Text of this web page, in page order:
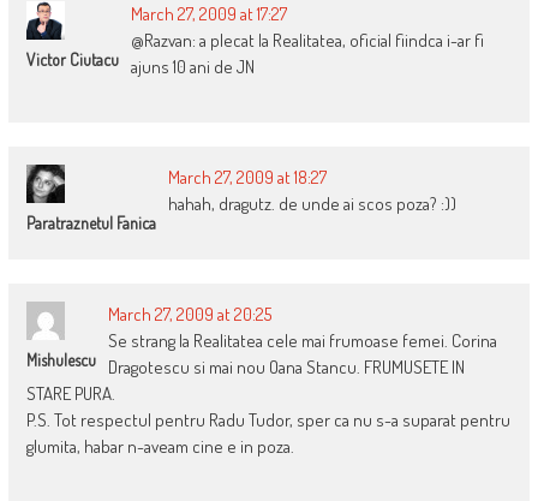
Victor Ciutacu
March 27, 2009 at 17:27
@Razvan: a plecat la Realitatea, oficial fiindca i-ar fi
ajuns 10 ani de JN
Paratraznetul Fanica
March 27, 2009 at 18:27
hahah, dragutz. de unde ai scos poza? :))
Mishulescu
March 27, 2009 at 20:25
Se strang la Realitatea cele mai frumoase femei. Corina
Dragotescu si mai nou Oana Stancu. FRUMUSETE IN
STARE PURA.
P.S. Tot respectul pentru Radu Tudor, sper ca nu s-a suparat pentru
glumita, habar n-aveam cine e in poza.